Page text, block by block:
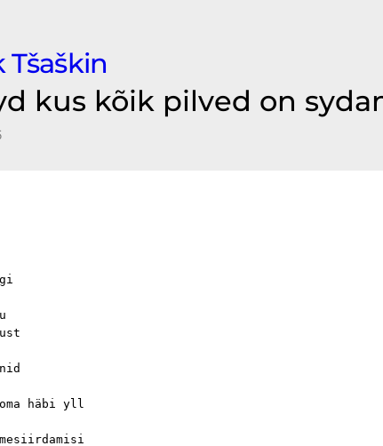
Tšaškin
kus kõik pilved on
häbi yll